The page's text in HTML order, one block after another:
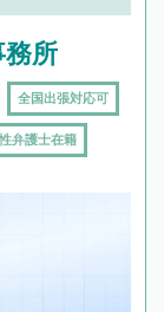
所
全国出張対応可
弁護士在籍